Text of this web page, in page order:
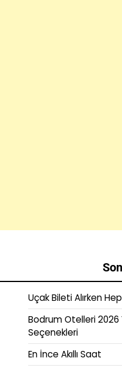
Uçak Bileti Alırken
Bodrum Otelleri 2026
Seçenekleri
En İnce Akıllı Saat